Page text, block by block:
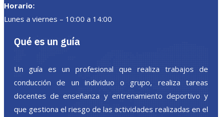
Horario:
Lunes a viernes – 10:00 a 14:00
Qué es un guía
Un guía es un profesional que realiza trabajos de
conducción de un individuo o grupo, realiza tareas
docentes de enseñanza y entrenamiento deportivo y
que gestiona el riesgo de las actividades realizadas en el